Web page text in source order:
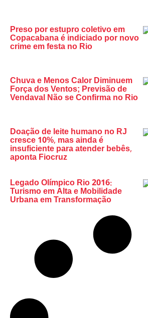
Preso por estupro coletivo em
Copacabana é indiciado por novo
crime em festa no Rio
Chuva e Menos Calor Diminuem
Força dos Ventos; Previsão de
Vendaval Não se Confirma no Rio
Doação de leite humano no RJ
cresce 10%, mas ainda é
insuficiente para atender bebês,
aponta Fiocruz
Legado Olímpico Rio 2016:
Turismo em Alta e Mobilidade
Urbana em Transformação